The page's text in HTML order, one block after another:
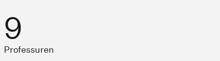
9
Professuren